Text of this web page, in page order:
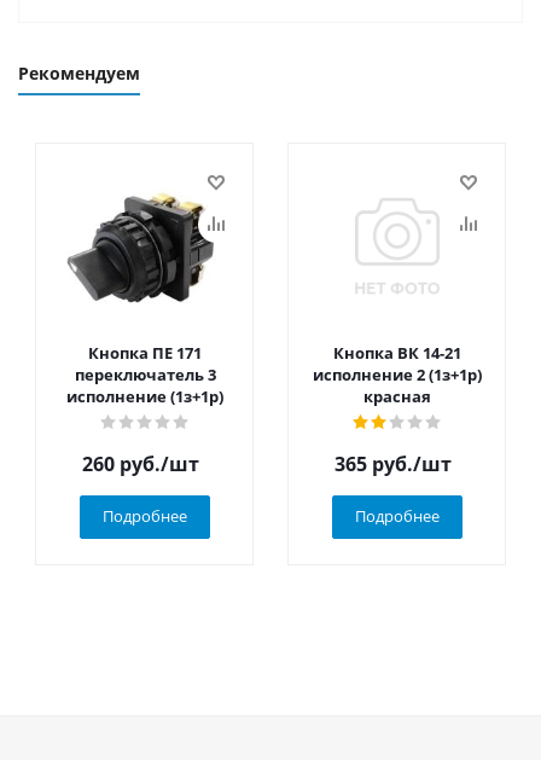
Рекомендуем
Кнопка ПЕ 171
переключатель 3
исполнение (1з+1р)
260 руб./шт
Подробнее
Кнопка ВК 14-21
исполнение 2 (1з+1р)
красная
365 руб./шт
Подробнее